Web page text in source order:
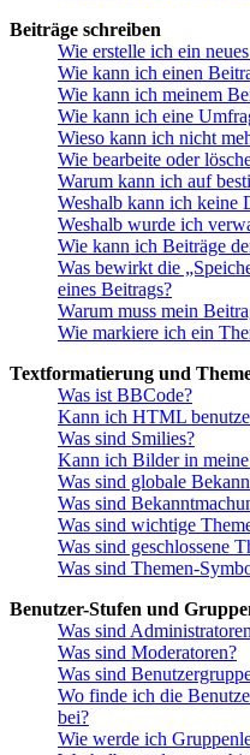
Beiträge schreiben
Wie erstelle ich ein
Wie kann ich einen
Wie kann ich meinem
Wie kann ich eine
Wieso kann ich nicht
Wie bearbeite oder
Warum kann ich auf
Weshalb kann ich keine
Weshalb wurde ich
Wie kann ich Beiträge
Was bewirkt die
eines Beitrags?
Warum muss mein
Wie markiere ich ein
Textformatierung und
Was ist BBCode?
Kann ich HTML
Was sind Smilies?
Kann ich Bilder in
Was sind globale
Was sind
Was sind wichtige
Was sind geschlossene
Was sind Themen-
Benutzer-Stufen und
Was sind
Was sind Moderatoren?
Was sind
Wo finde ich die
bei?
Wie werde ich